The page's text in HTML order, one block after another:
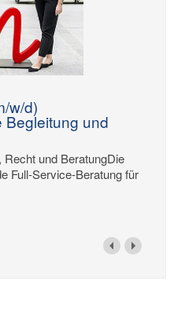
w/d)
Begleitung und
und BeratungDie
Full-Service-Beratung für